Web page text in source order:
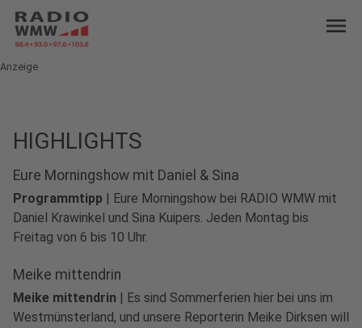
menu
Anzeige
HIGHLIGHTS
Eure Morningshow mit Daniel & Sina
Programmtipp | Eure Morningshow bei RADIO WMW mit
Daniel Krawinkel und Sina Kuipers. Jeden Montag bis
Freitag von 6 bis 10 Uhr.
Meike mittendrin
Meike mittendrin | Es sind Sommerferien hier bei uns im
Westmünsterland, und unsere Reporterin Meike Dirksen will